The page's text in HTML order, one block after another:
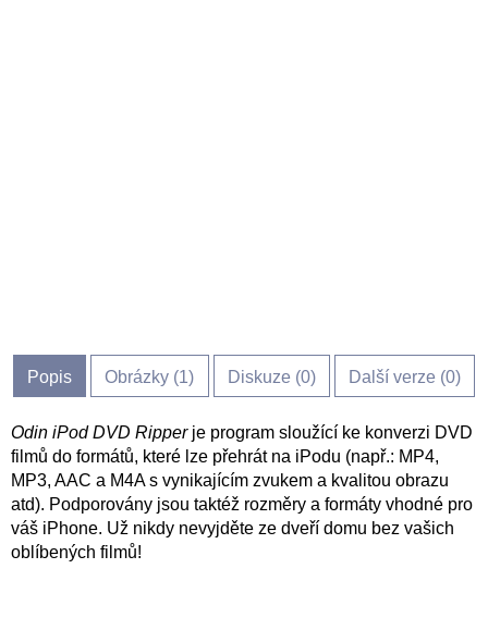
Popis Obrázky (1) Diskuze (0) Další verze (0)
Odin iPod DVD Ripperje program sloužící ke konverzi DVD
filmů do formátů, které lze přehrát na iPodu (např.: MP4,
MP3, AAC a M4A s vynikajícím zvukem a kvalitou obrazu
atd). Podporovány jsou taktéž rozměry a formáty vhodné pro
váš iPhone. Už nikdy nevyjděte ze dveří domu bez vašich
oblíbených filmů!